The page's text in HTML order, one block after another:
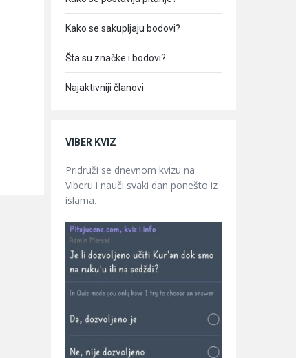
Kako se sakupljaju bodovi?
Šta su značke i bodovi?
Najaktivniji članovi
VIBER KVIZ
Pridruži se dnevnom kvizu na
Viberu i nauči svaki dan ponešto iz
islama.